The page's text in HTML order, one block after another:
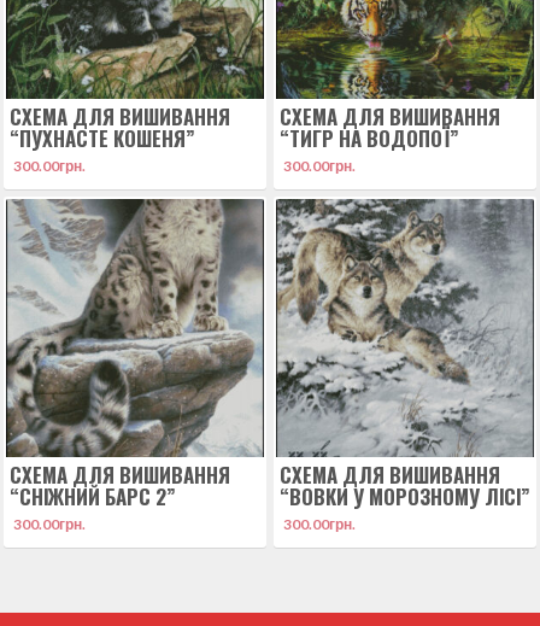
СХЕМА ДЛЯ ВИШИВАННЯ
“ПУХНАСТЕ КОШЕНЯ”
300.00грн.
СХЕМА ДЛЯ ВИШИВАННЯ
“ТИГР НА ВОДОПОЇ”
300.00грн.
СХЕМА ДЛЯ ВИШИВАННЯ
“СНІЖНИЙ БАРС 2”
300.00грн.
СХЕМА ДЛЯ ВИШИВАННЯ
“ВОВКИ У МОРОЗНОМУ ЛІСІ”
300.00грн.